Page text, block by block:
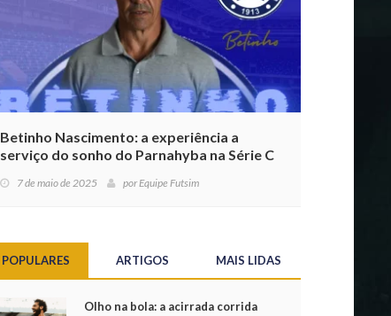
Betinho Nascimento: a experiência a
serviço do sonho do Parnahyba na Série C
7 de maio de 2025 porEquipe Futsim
POPULARES ARTIGOS MAIS LIDAS
Olho na bola: a acirrada corrida